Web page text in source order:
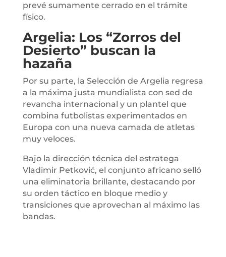
prevé sumamente cerrado en el trámite
físico.
Argelia: Los “Zorros del
Desierto” buscan la
hazaña
Por su parte, la Selección de Argelia regresa
a la máxima justa mundialista con sed de
revancha internacional y un plantel que
combina futbolistas experimentados en
Europa con una nueva camada de atletas
muy veloces.
Bajo la dirección técnica del estratega
Vladimir Petković, el conjunto africano selló
una eliminatoria brillante, destacando por
su orden táctico en bloque medio y
transiciones que aprovechan al máximo las
bandas.